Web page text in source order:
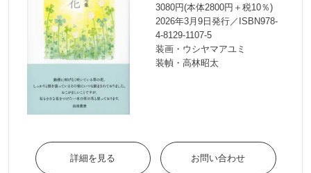
3080円(本体2800円＋税10％)
2026年3月9日発行／ISBN978-
4-8129-1107-5
装画・ウシヤマアユミ
装幀・高林昭太
詳細を見る お問い合わせ